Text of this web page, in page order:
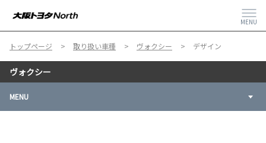
MENU
トップページ 取り扱い車種 ヴォクシー デザイン
ヴォクシー
MENU